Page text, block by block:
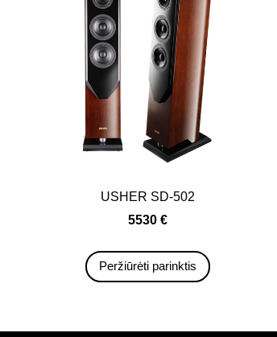
USHER SD-502
5530 €
Peržiūrėti parinktis